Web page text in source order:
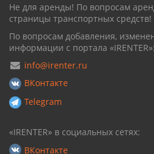
Не для аренды! По вопросам
страницы транспортных средств!
По вопросам добавления,
информации с портала «IRENTER»:
info@irenter.ru
ВКонтакте
Telegram
«IRENTER» в социальных сетях:
ВКонтакте